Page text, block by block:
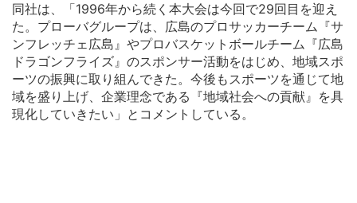
同社は、「1996年から続く本大会は今回で29回目を迎え
た。プローバグループは、広島のプロサッカーチーム『サ
ンフレッチェ広島』やプロバスケットボールチーム『広島
ドラゴンフライズ』のスポンサー活動をはじめ、地域スポ
ーツの振興に取り組んできた。今後もスポーツを通じて地
域を盛り上げ、企業理念である『地域社会への貢献』を具
現化していきたい」とコメントしている。